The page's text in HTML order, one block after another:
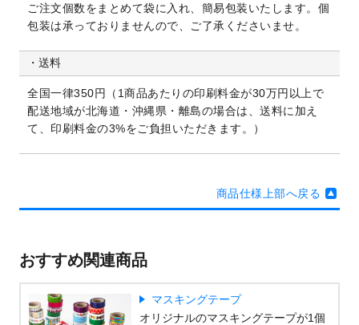
ご注文個数をまとめて袋に入れ、簡易包装いたします。個
包装は承っておりませんので、ご了承くださいませ。
送料
全国一律350円（1商品あたりの印刷料金が30万円以上で
配送地域が北海道・沖縄県・離島の場合は、送料に加え
て、印刷料金の3%をご負担いただきます。）
商品仕様上部へ戻る
おすすめ関連商品
マスキングテープ
オリジナルのマスキングテープが1個